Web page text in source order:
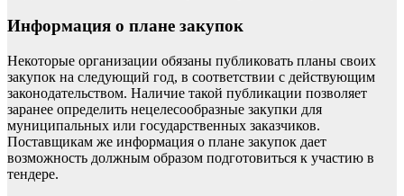
Информация о плане закупок
Некоторые организации обязаны публиковать планы своих
закупок на следующий год, в соответствии с действующим
законодательством. Наличие такой публикации позволяет
заранее определить нецелесообразные закупки для
муниципальных или государственных заказчиков.
Поставщикам же информация о плане закупок дает
возможность должным образом подготовиться к участию в
тендере.